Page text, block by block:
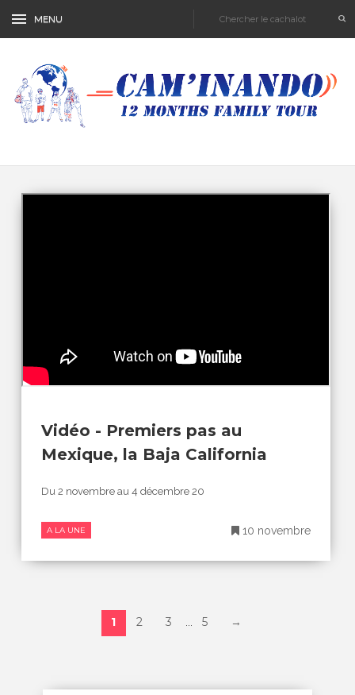
Vidéo - Premiers pas au
Mexique, la Baja California
Du 2 novembre au 4 décembre 20
A LA UNE 10 novembre
1 2 3 5 →